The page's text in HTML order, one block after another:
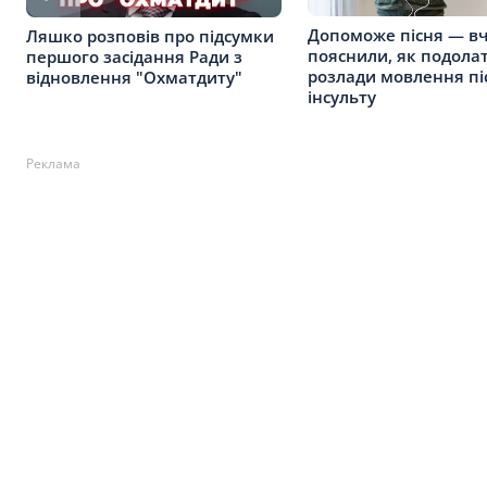
Ляшко розповів про підсумки
першого засідання Ради з
відновлення "Охматдиту"
Допоможе пісня —
пояснили, як
розлади мовлення
інсульту
Реклама